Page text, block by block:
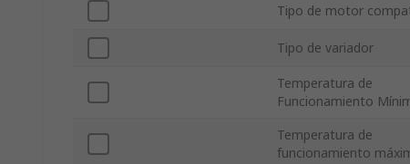
Tipo de motor
Tipo de variador
Temperatura de
Funcionamiento
Temperatura de
funcionamiento